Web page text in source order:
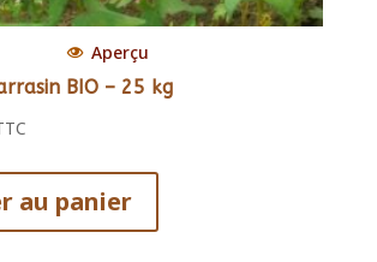
du
Aperçu
BIO – 25 kg
au panier